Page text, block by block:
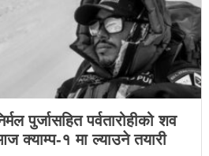
पुर्जासहित पर्वतारोहीको शव
क्याम्प-१ मा ल्याउने तयारी